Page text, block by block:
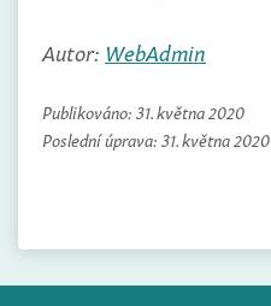
Autor: WebAdmin
Publikováno: 31. května 2020
Poslední úprava: 31. května 2020